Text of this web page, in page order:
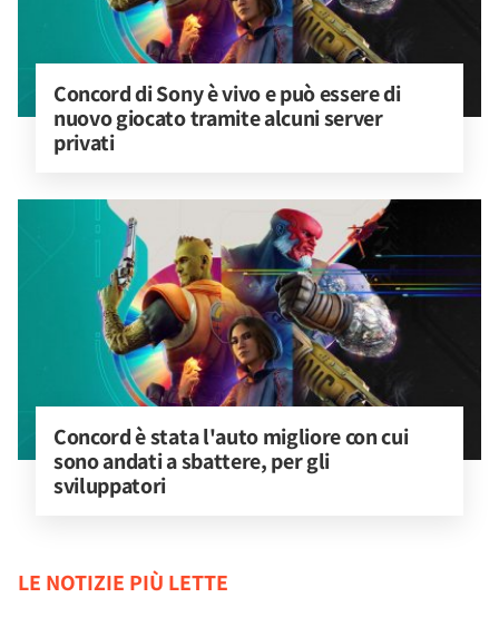
Concord di Sony è vivo e può essere di
nuovo giocato tramite alcuni server
privati
Concord è stata l'auto migliore con cui
sono andati a sbattere, per gli
sviluppatori
LE NOTIZIE PIÙ LETTE